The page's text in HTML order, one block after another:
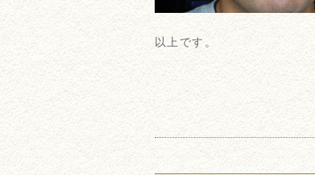
以上です。